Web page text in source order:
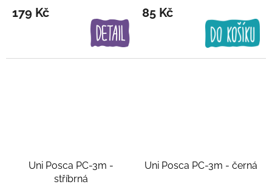
179 Kč 85 Kč
Uni Posca PC-3m -
stříbrná
Uni Posca PC-3m - černá